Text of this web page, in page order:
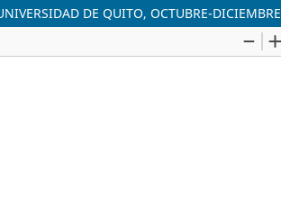
DE QUITO, OCTUBRE-DICIEMBRE